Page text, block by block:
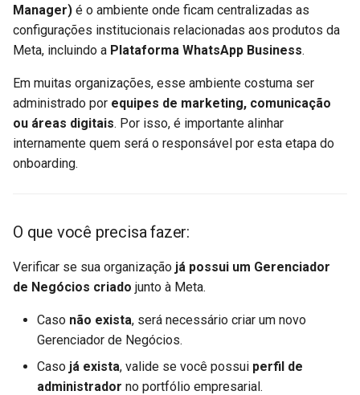
Imagem de exibição – boas
práticas:
7. Ativação do Número
Responsável: Serpro e
Cliente
API
Responsável: Serpro
Próximos Passos
Manager) é o ambiente onde ficam centralizadas as
configurações institucionais relacionadas aos produtos da
Meta, incluindo a Plataforma WhatsApp Business.
Em muitas organizações, esse ambiente costuma ser
administrado por equipes de marketing, comunicação
ou áreas digitais. Por isso, é importante alinhar
internamente quem será o responsável por esta etapa do
onboarding.
O que você precisa fazer:
Verificar se sua organização já possui um Gerenciador
de Negócios criado junto à Meta.
Caso não exista, será necessário criar um novo
Gerenciador de Negócios.
Caso já exista, valide se você possui perfil de
administrador no portfólio empresarial.